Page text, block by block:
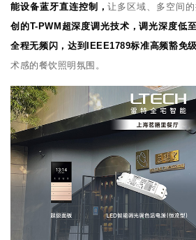
能设备蓝牙直连控制，让多区域、多空间的
创的T-PWM超深度调光技术，调光深度低
全程无频闪，达到IEEE1789标准高频豁免
术感的餐饮照明氛围。